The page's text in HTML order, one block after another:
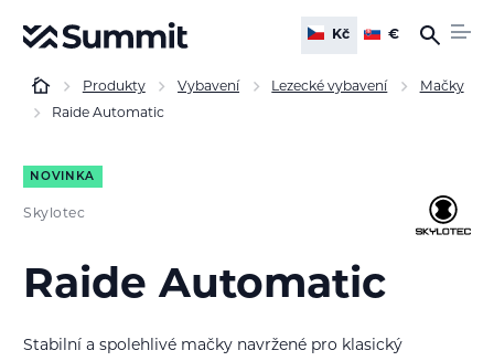
Kč €
Produkty Vybavení Lezecké vybavení
Mačky
Raide Automatic
NOVINKA
Skylotec
Raide Automatic
Stabilní a spolehlivé mačky navržené pro klasický